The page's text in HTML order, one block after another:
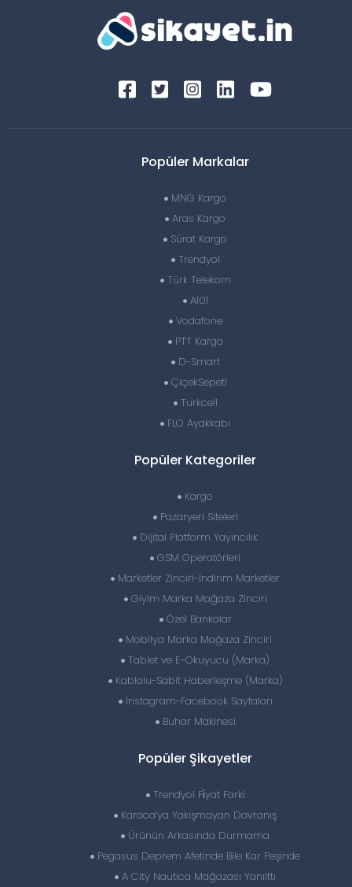
Popüler Markalar
MNG Kargo
Aras Kargo
Sürat Kargo
Trendyol
Türk Telekom
A101
Vodafone
PTT Kargo
D-Smart
ÇiçekSepeti
Turkcell
FLO Ayakkabı
Popüler Kategoriler
Kargo
Pazaryeri Siteleri
Dijital Platform Yayıncılık
GSM Operatörleri
Marketler Zinciri-İndirim Marketler
Giyim Marka Mağaza Zinciri
Özel Bankalar
Mobilya Marka Mağaza Zinciri
Tablet ve E-Okuyucu (Marka)
Kablolu-Sabit Haberleşme (Marka)
İnstagram-Facebook Sayfaları
Buhar Makinesi
Popüler Şikayetler
Trendyol Fi̇yat Farki
Karaca’ya Yakışmayan Davranış
Ürünün Arkasında Durmama
Pegasus Deprem Afetinde Bile Kar Peşinde
A City Nautica Mağazası Yanılttı